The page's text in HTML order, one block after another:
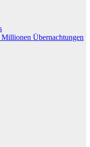
Übernachtungen